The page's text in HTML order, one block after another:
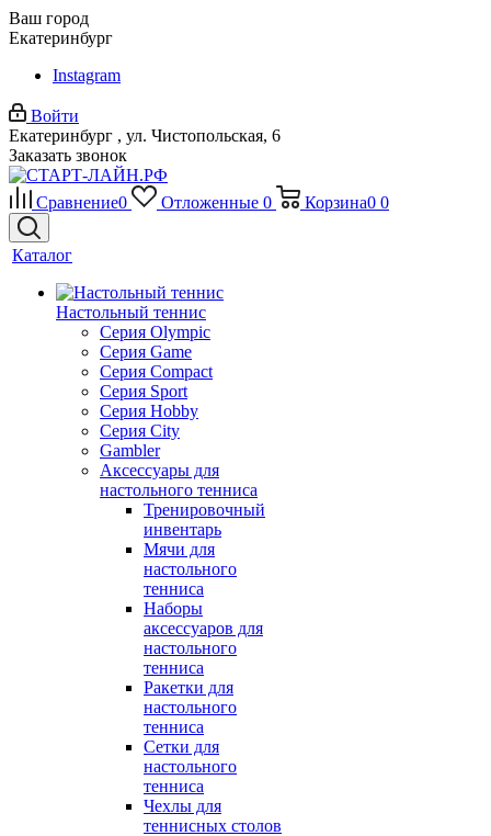
Ваш город
Екатеринбург
Instagram
Войти
Екатеринбург , ул. Чистопольская, 6
Заказать звонок
Сравнение0 Отложенные 0 Корзина0 0
Каталог
Настольный теннис
Серия Olympic
Серия Game
Серия Compact
Серия Sport
Серия Hobby
Серия City
Gambler
Аксессуары для
настольного тенниса
Тренировочный
инвентарь
Мячи для
настольного
тенниса
Наборы
аксессуаров для
настольного
тенниса
Ракетки для
настольного
тенниса
Сетки для
настольного
тенниса
Чехлы для
теннисных столов